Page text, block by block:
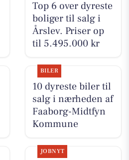
Top 6 over dyreste
boliger til salg i
Årslev. Priser op
til 5.495.000 kr
BILER
10 dyreste biler til
salg i nærheden af
Faaborg-Midtfyn
Kommune
JOBNYT